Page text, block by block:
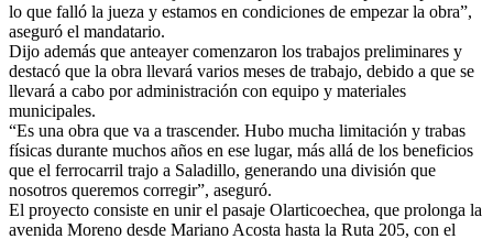
lo que falló la jueza y estamos en condiciones de empezar la obra”,
aseguró el mandatario.
Dijo además que anteayer comenzaron los trabajos preliminares y
destacó que la obra llevará varios meses de trabajo, debido a que se
llevará a cabo por administración con equipo y materiales
municipales.
“Es una obra que va a trascender. Hubo mucha limitación y trabas
físicas durante muchos años en ese lugar, más allá de los beneficios
que el ferrocarril trajo a Saladillo, generando una división que
nosotros queremos corregir”, aseguró.
El proyecto consiste en unir el pasaje Olarticoechea, que prolonga la
avenida Moreno desde Mariano Acosta hasta la Ruta 205, con el